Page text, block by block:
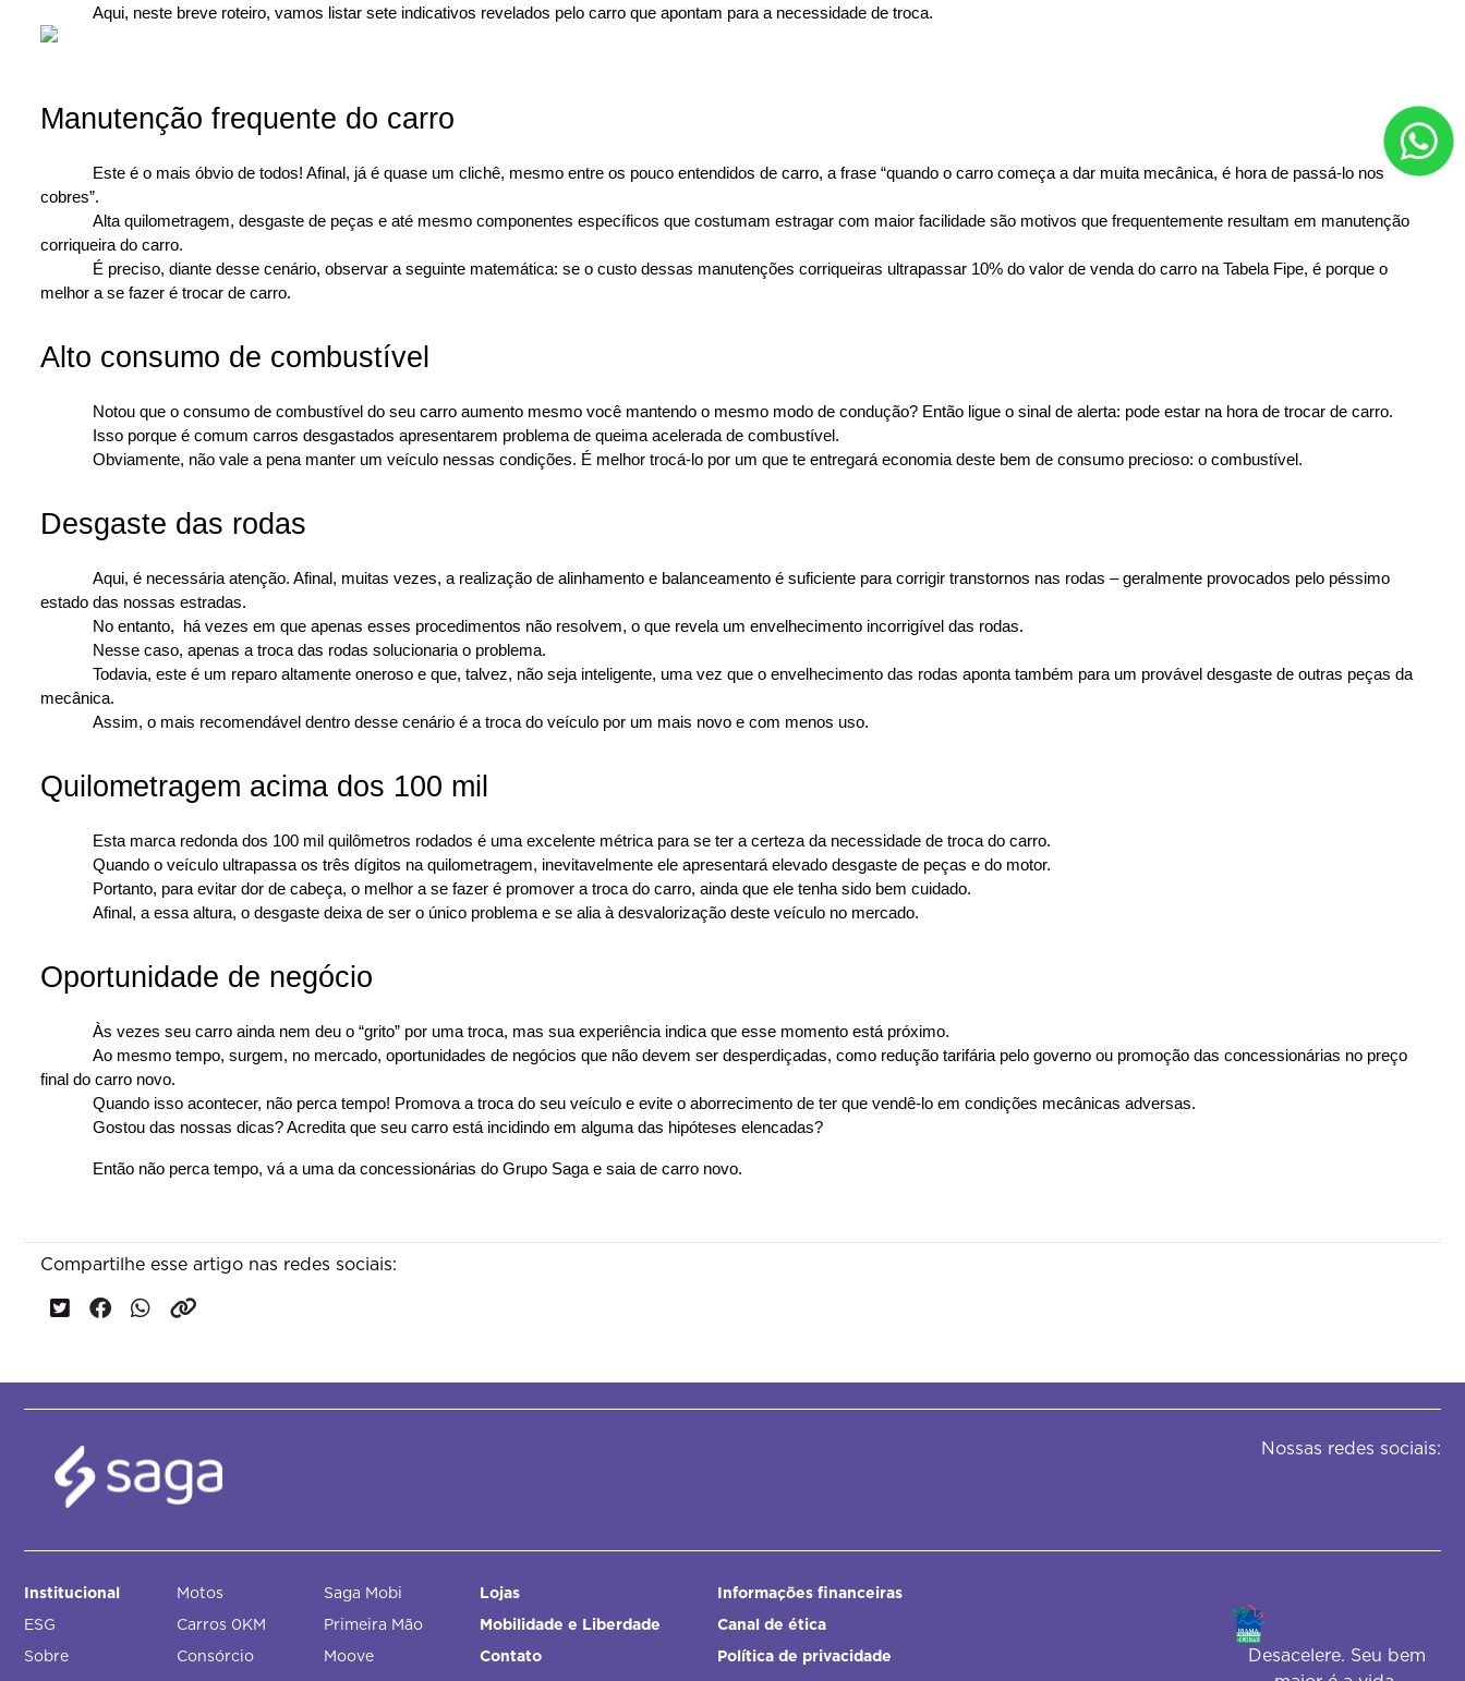
Aqui, neste breve roteiro, vamos listar sete indicativos revelados pelo carro que apontam para a necessidade de troca.
Manutenção frequente do carro
Este é o mais óbvio de todos! Afinal, já é quase um clichê, mesmo entre os pouco entendidos de carro, a frase “quando o carro começa a dar muita mecânica, é hora de passá-lo nos
cobres”.
Alta quilometragem, desgaste de peças e até mesmo componentes específicos que costumam estragar com maior facilidade são motivos que frequentemente resultam em manutenção
corriqueira do carro.
É preciso, diante desse cenário, observar a seguinte matemática: se o custo dessas manutenções corriqueiras ultrapassar 10% do valor de venda do carro na Tabela Fipe, é porque o
melhor a se fazer é trocar de carro.
Alto consumo de combustível
Notou que o consumo de combustível do seu carro aumento mesmo você mantendo o mesmo modo de condução? Então ligue o sinal de alerta: pode estar na hora de trocar de carro.
Isso porque é comum carros desgastados apresentarem problema de queima acelerada de combustível.
Obviamente, não vale a pena manter um veículo nessas condições. É melhor trocá-lo por um que te entregará economia deste bem de consumo precioso: o combustível.
Desgaste das rodas
Aqui, é necessária atenção. Afinal, muitas vezes, a realização de alinhamento e balanceamento é suficiente para corrigir transtornos nas rodas – geralmente provocados pelo péssimo
estado das nossas estradas.
No entanto,  há vezes em que apenas esses procedimentos não resolvem, o que revela um envelhecimento incorrigível das rodas.
Nesse caso, apenas a troca das rodas solucionaria o problema.
Todavia, este é um reparo altamente oneroso e que, talvez, não seja inteligente, uma vez que o envelhecimento das rodas aponta também para um provável desgaste de outras peças da
mecânica.
Assim, o mais recomendável dentro desse cenário é a troca do veículo por um mais novo e com menos uso.
Quilometragem acima dos 100 mil
Esta marca redonda dos 100 mil quilômetros rodados é uma excelente métrica para se ter a certeza da necessidade de troca do carro.
Quando o veículo ultrapassa os três dígitos na quilometragem, inevitavelmente ele apresentará elevado desgaste de peças e do motor.
Portanto, para evitar dor de cabeça, o melhor a se fazer é promover a troca do carro, ainda que ele tenha sido bem cuidado.
Afinal, a essa altura, o desgaste deixa de ser o único problema e se alia à desvalorização deste veículo no mercado.
Oportunidade de negócio
Às vezes seu carro ainda nem deu o “grito” por uma troca, mas sua experiência indica que esse momento está próximo.
Ao mesmo tempo, surgem, no mercado, oportunidades de negócios que não devem ser desperdiçadas, como redução tarifária pelo governo ou promoção das concessionárias no preço
final do carro novo.
Quando isso acontecer, não perca tempo! Promova a troca do seu veículo e evite o aborrecimento de ter que vendê-lo em condições mecânicas adversas.
Gostou das nossas dicas? Acredita que seu carro está incidindo em alguma das hipóteses elencadas?
Então não perca tempo, vá a uma da concessionárias do Grupo Saga e saia de carro novo.
Compartilhe esse artigo nas redes sociais:
Nossas redes sociais:
Institucional
ESG
Sobre
Motos
Carros 0KM
Consórcio
Saga Mobi
Primeira Mão
Moove
Lojas
Mobilidade e Liberdade
Contato
Informações financeiras
Canal de ética
Política de privacidade
Desacelere. Seu bem